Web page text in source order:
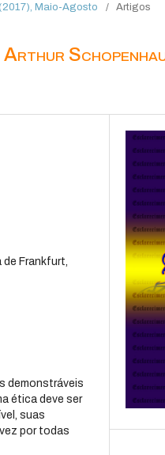
Maio-Agosto / Artigos
Arthur
Frankfurt,
demonstráveis
ética deve ser
suas
por todas